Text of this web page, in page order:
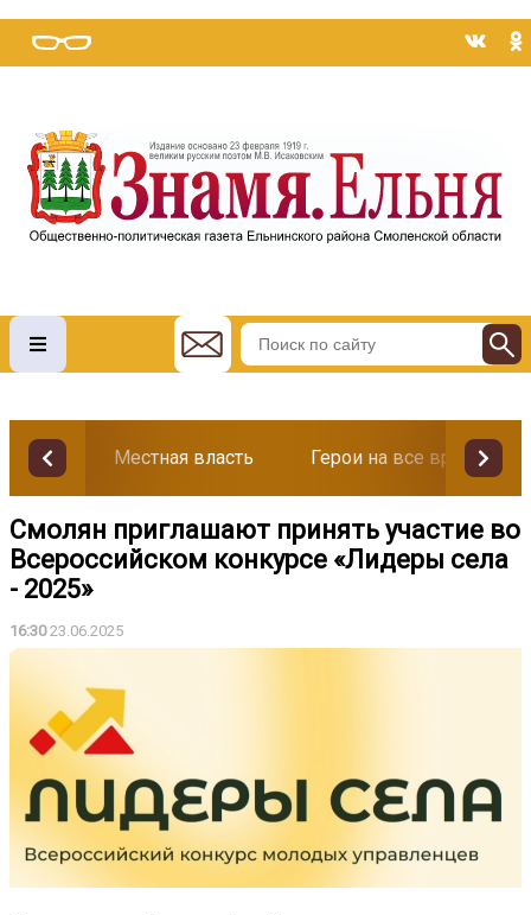
Местная власть Герои на все времена
Смолян приглашают принять участие во
Всероссийском конкурсе «Лидеры села
- 2025»
16:3023.06.2025